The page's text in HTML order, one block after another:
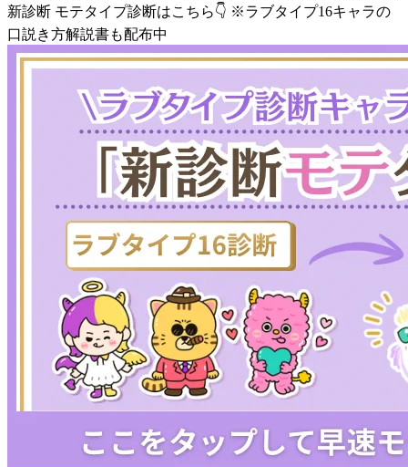
新診断 モテタイプ診断はこちら👇 ※ラブタイプ16キャラの
口説き方解説書も配布中